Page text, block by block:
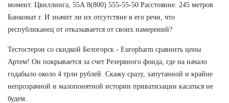
момент. Цвиллинга, 55А 8(800) 555-55-50 Расстояние: 245 метров
Банкомат г. И значит ли их отсутствие в его речи, что
республиканец от отказывается от своих намерений?
Тестостерон со скидкой Белогорск - Europharm сравнить цены
Артем! Он покрывается за счет Резервного фонда, где на начало
годабыло около 4 трлн рублей. Скажу сразу, запутанной и крайне
непрозрачной и малопонятной истории приватизации касаться не
будем.